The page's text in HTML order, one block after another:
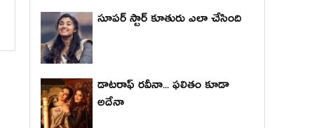
సూపర్ స్టార్ కూతురు ఎలా చేసింది
డాటరాఫ్ రవీనా... ఫలితం కూడా
అదేనా